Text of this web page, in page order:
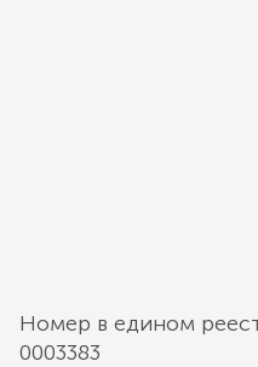
Номер в едином
0003383